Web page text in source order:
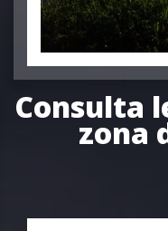
Consulta
zona